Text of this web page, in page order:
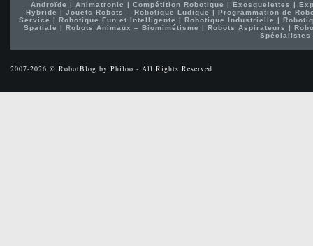
Androïde | Animatronic | Compétition Robotique | Exosquelettes |
Hybride |Jouets Robots – Robotique Ludique |Programmation de
Service | Robotique Fun et Intelligente | Robotique Industrielle |
Spatiale | Robots Animaux – Biomimétisme | Robots Aspirateurs |
Spécialistes
2007-2026 © RobotBlog by Philoo - All Rights Reserved